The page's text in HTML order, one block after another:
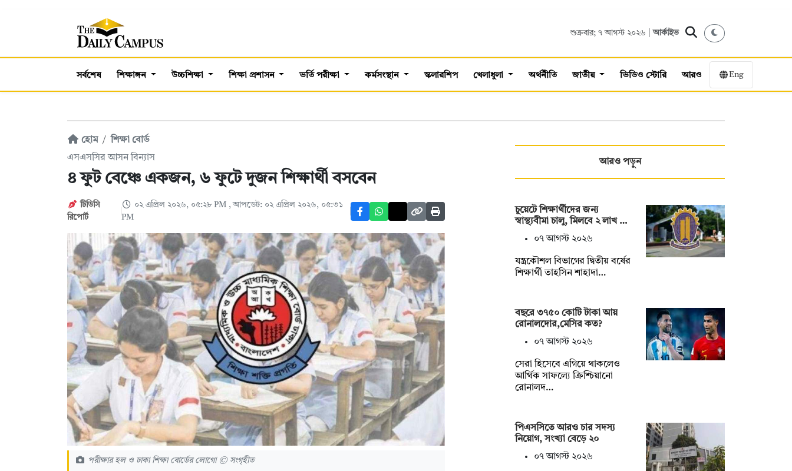
শুক্রবার; ৭ আগস্ট ২০২৬ |আর্কাইভ
সর্বশেষ শিক্ষাঙ্গন উচ্চশিক্ষা শিক্ষা প্রশাসন ভর্তি পরীক্ষা কর্মসংস্থান স্কলারশিপ খেলাধুলা অর্থনীতি জাতীয় ভিডিও স্টোরি আরও Eng
হোম
শিক্ষা বোর্ড
এসএসসির আসন বিন্যাস
৪ ফুট বেঞ্চে একজন, ৬ ফুটে দুজন শিক্ষার্থী বসবেন
টিডিসি
রিপোর্ট
০২ এপ্রিল ২০২৬, ০৫:২৮ PM , আপডেট: ০২ এপ্রিল ২০২৬, ০৫:৩১
PM
পরীক্ষার হল ও ঢাকা শিক্ষা বোর্ডের লোগো © সংগৃহীত
আরও পড়ুন
চুয়েটে শিক্ষার্থীদের জন্য
স্বাস্থ্যবীমা চালু, মিলবে ২ লাখ …
০৭ আগস্ট ২০২৬
যন্ত্রকৌশল বিভাগের দ্বিতীয় বর্ষের
শিক্ষার্থী তাহসিন শাহাদা…
বছরে ৩৭৫০ কোটি টাকা আয়
রোনালদোর,মেসির কত?
০৭ আগস্ট ২০২৬
সেরা হিসেবে এগিয়ে থাকলেও
আর্থিক সাফল্যে ক্রিশ্চিয়ানো
রোনালদ…
পিএসসিতে আরও চার সদস্য
নিয়োগ, সংখ্যা বেড়ে ২০
০৭ আগস্ট ২০২৬